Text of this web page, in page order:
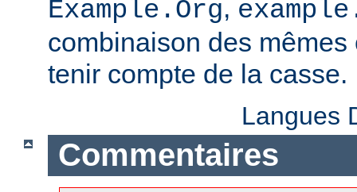
Example.Org,
combinaison des
tenir compte de la casse.
Langues
Commentaires